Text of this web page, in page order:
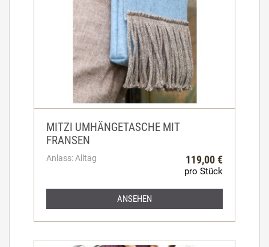
MITZI UMHÄNGETASCHE MIT
FRANSEN
Anlass: Alltag 119,00 €
pro Stück
ANSEHEN